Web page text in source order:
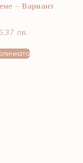
– Вариант
лв.